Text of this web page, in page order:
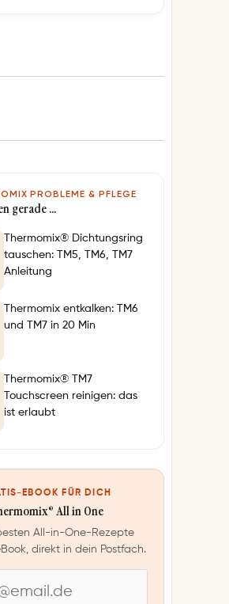
PROBLEME & PFLEGE
gerade …
Thermomix® Dichtungsring
tauschen: TM5, TM6, TM7
Anleitung
Thermomix entkalken: TM6
und TM7 in 20 Min
Thermomix® TM7
Touchscreen reinigen: das
ist erlaubt
EBOOK FÜR DICH
All in One
All-in-One-Rezepte
direkt in dein Postfach.